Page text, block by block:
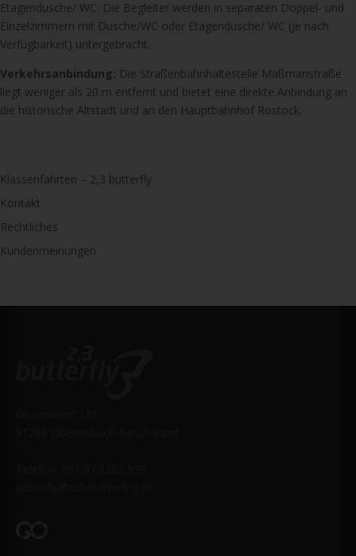
Etagendusche/ WC. Die Begleiter werden in separaten Doppel- und
Einzelzimmern mit Dusche/WC oder Etagendusche/ WC (je nach
Verfügbarkeit) untergebracht.
Verkehrsanbindung: Die Straßenbahnhaltestelle Maßmanstraße
liegt weniger als 20 m entfernt und bietet eine direkte Anbindung an
die historische Altstadt und an den Hauptbahnhof Rostock.
Klassenfahrten – 2,3 butterfly
Kontakt
Rechtliches
Kundenmeinungen